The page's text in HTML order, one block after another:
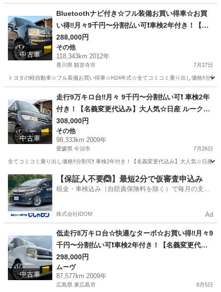
走行距離
中古車
Bluetoothナビ付き☆フル装備お買い得車☆お買
い得‼️月々9千円〜分割払い可❗️車検2年付き！【名
義変更代込み】車内広い！大人気☆ピクシススペ
ース☆Bluetoothナビ付き☆走行中DVD見れます
☆ETC付き☆バックカメラ付き☆フルオートエア
288,000円
その他
118,343km 2012年
香川県 観音寺市 7月27日
トヨタの軽自動車☆フル装備お買い得車☆H24年式☆全てコミコミ乗り出し価格‼️分
その他 お買い得
中古車
走行9万キロ台‼️月々 9千円〜分割払い可❗️ 車検2年
付き！【名義変更代込み】大人気☆日産 ルークス
ハイウェイスター☆HDDナビ付き☆走行中DVD見
れます☆ETC付き☆電動スライドドア☆ドラレコ
付き☆スマートキー☆フルオートエアコン☆純正
308,000円
その他
98,333km 2009年
愛媛県 今治市 7月26日
全てコミコミ乗り出し価格‼️分割可❗️ 車検2年付き！【名義変更代込み】大人気☆日
愛媛 今治市 その他 走行距離
【保証人不要🙆】最短2分で仮審査申込み
税金・車検込み（自賠責保険料を除く）で毎月の支払
株式会社IDOM Ad
中古車
低走行8万キロ台☆快適なターボ☆お買い得‼️月々9
千円〜分割払い可❗️車検2年付き！【名義変更代込
み】車内広い！大人気☆ムーブコンテカスタム☆B
luetoothナビ付き☆走行中DVD見れます☆ETC付
き☆フルオートエアコン☆ドライブレコーダー付
298,000円
ムーヴ
87,577km 2009年
広島県 東広島市 8月5日